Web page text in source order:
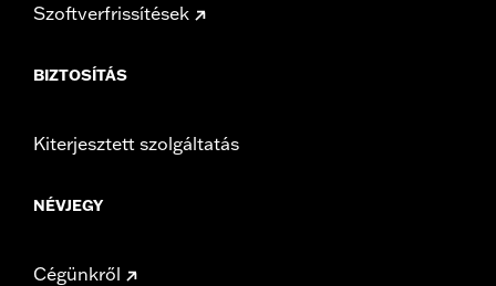
Szoftverfrissítések
BIZTOSÍTÁS
Kiterjesztett szolgáltatás
NÉVJEGY
Cégünkről